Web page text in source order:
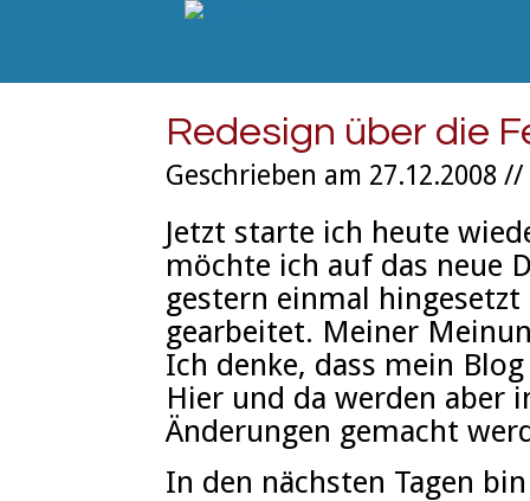
Redesign über die
Geschrieben am 27.12.2008 //
Jetzt starte ich heute
möchte ich auf das neue
gestern einmal
gearbeitet. Meiner
Ich denke, dass mein
Hier und da werden aber
Änderungen gemacht
In den nächsten Tagen